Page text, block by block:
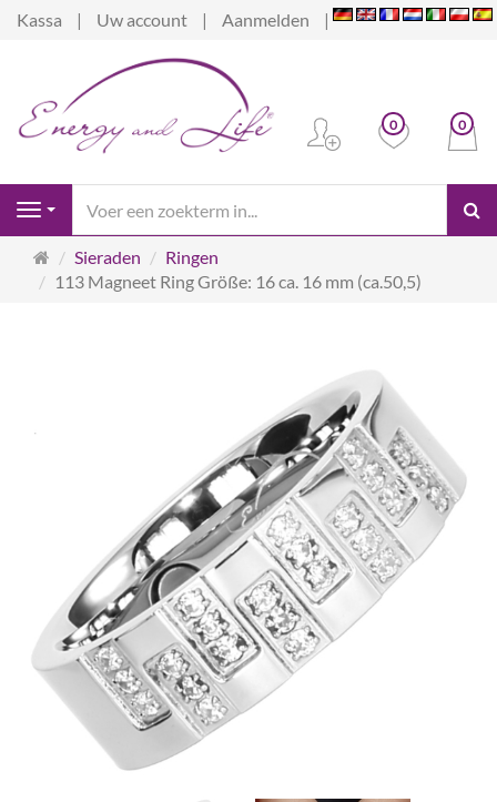
Kassa Uw account Aanmelden
0 0
Navigation
Startpagina
Sieraden
Ringen
113 Magneet Ring Größe: 16 ca. 16 mm (ca.50,5)